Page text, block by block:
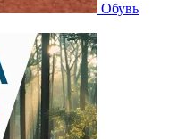
Обувь